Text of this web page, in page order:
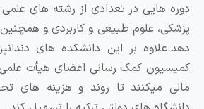
در تعدادی از رشته های علمی مانند
علوم طبیعی و کاربردی و همچنین هنر و
بر این دانشکده های دندانپزشکی
کمک رسانی اعضای هیأت علمی، به
میکنند تا روند و هزینه های تحصیل